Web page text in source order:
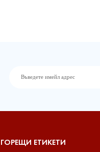
ГОРЕЩИ ЕТИКЕТИ